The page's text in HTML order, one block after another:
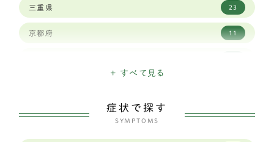
ゴールデンレトリバー 12
バーニーズマウンテン
オールドイングリッシュシープドッグ
三重県 23
京都府 11
+ すべて見る
症状で探す
SYMPTOMS